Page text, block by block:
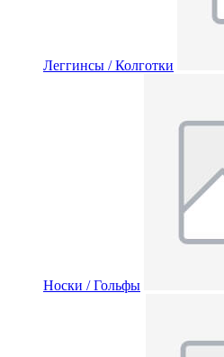
Леггинсы / Колготки
Носки / Гольфы